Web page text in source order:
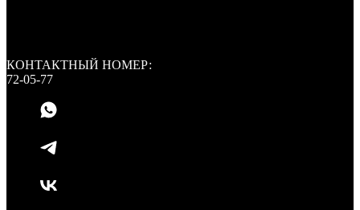
КОНТАКТНЫЙ НОМЕР:
72-05-77